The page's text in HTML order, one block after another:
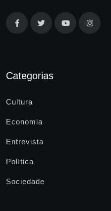
Categorias
Cultura
Economia
Entrevista
Política
Sociedade